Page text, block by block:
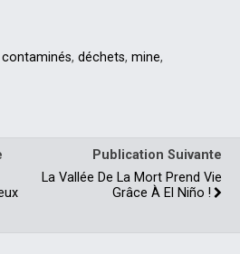
contaminés, déchets, mine,
Publication Suivante
La Vallée De La Mort Prend Vie
Grâce À El Niño !